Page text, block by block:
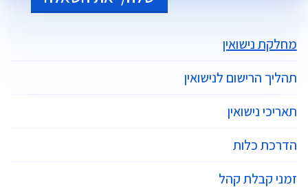
Alternative:
מחלקת נישואין
תהליך הרישום לנישואין
תאריכי נישואין
הדרכת כלות
זמני קבלת קהל